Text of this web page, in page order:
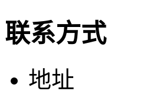
联系方式
地址